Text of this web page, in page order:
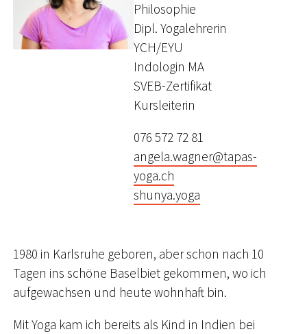
Philosophie
Dipl. Yogalehrerin
YCH/EYU
Indologin MA
SVEB-Zertifikat
Kursleiterin
076 572 72 81
angela.wagner@tapas-
yoga.ch
shunya.yoga
1980 in Karlsruhe geboren, aber schon nach 10
Tagen ins schöne Baselbiet gekommen, wo ich
aufgewachsen und heute wohnhaft bin.
Mit Yoga kam ich bereits als Kind in Indien bei